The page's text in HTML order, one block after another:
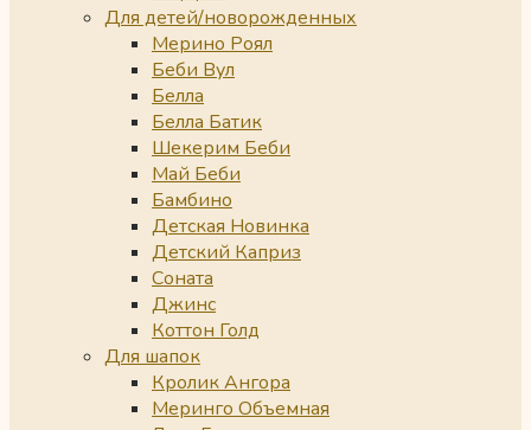
Для детей/новорожденных
Мерино Роял
Беби Вул
Белла
Белла Батик
Шекерим Беби
Май Беби
Бамбино
Детская Новинка
Детский Каприз
Соната
Джинс
Коттон Голд
Для шапок
Кролик Ангора
Меринго Объемная